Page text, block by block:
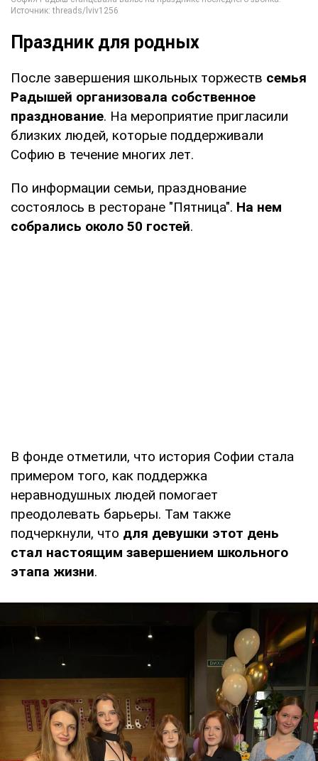
Праздник для родных
После завершения школьных торжеств семья
Радышей организовала собственное
празднование. На мероприятие пригласили
близких людей, которые поддерживали
Софию в течение многих лет.
По информации семьи, празднование
состоялось в ресторане "Пятница". На нем
собрались около 50 гостей.
В фонде отметили, что история Софии стала
примером того, как поддержка
неравнодушных людей помогает
преодолевать барьеры. Там также
подчеркнули, что для девушки этот день
стал настоящим завершением школьного
этапа жизни.